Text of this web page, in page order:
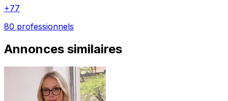
+77
80 professionnels
Annonces similaires